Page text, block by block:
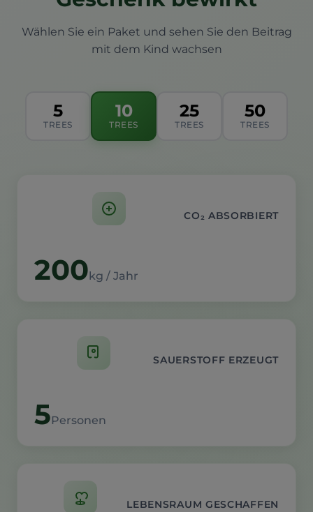
Wählen Sie ein Paket und sehen Sie den Beitrag
mit dem Kind wachsen
5
TREES
10
TREES
25
TREES
50
TREES
CO₂ ABSORBIERT
200 kg / Jahr
SAUERSTOFF ERZEUGT
5Personen
LEBENSRAUM GESCHAFFEN